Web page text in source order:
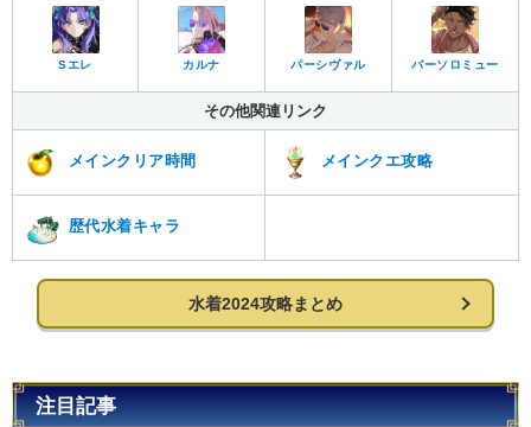
Sエレ カルナ パーシヴァル バーソロミュー
その他関連リンク
メインクリア時間 メインクエ攻略
歴代水着キャラ
水着2024攻略まとめ
注目記事